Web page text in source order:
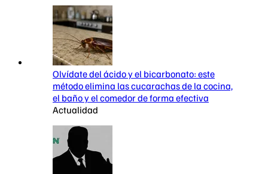
Olvídate del ácido y el bicarbonato: este
método elimina las cucarachas de la cocina,
el baño y el comedor de forma efectiva
Actualidad